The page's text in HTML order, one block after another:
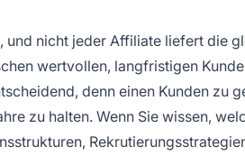
und nicht jeder Affiliate liefert die
wertvollen, langfristigen
denn einen Kunden zu
zu halten. Wenn Sie wissen,